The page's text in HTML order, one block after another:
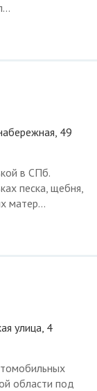
49
в СПб.
песка, щебня,
матер...
улица, 4
области под